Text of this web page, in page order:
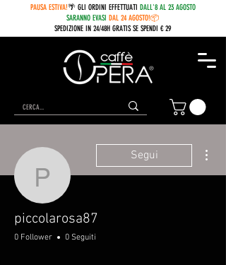
PAUSA ESTIVA!🌴 GLI ORDINI EFFETTUATI DALL'8 AL 23 AGOSTO
SARANNO EVASI DAL 24 AGOSTO!📦
SPEDIZIONE IN 24/48H GRATIS SE SPENDI € 29
piccolarosa87
Segui
piccolarosa87
0 Follower 0 Seguiti